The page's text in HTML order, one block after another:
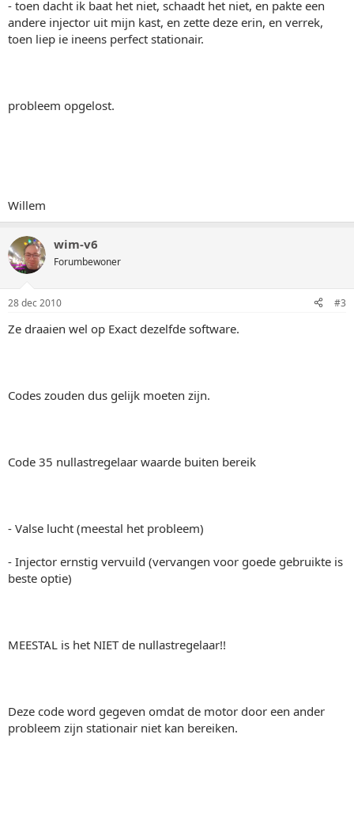
- toen dacht ik baat het niet, schaadt het niet, en pakte een
andere injector uit mijn kast, en zette deze erin, en verrek,
toen liep ie ineens perfect stationair.
probleem opgelost.
Willem
wim-v6
Forumbewoner
28 dec 2010 #3
Ze draaien wel op Exact dezelfde software.
Codes zouden dus gelijk moeten zijn.
Code 35 nullastregelaar waarde buiten bereik
- Valse lucht (meestal het probleem)
- Injector ernstig vervuild (vervangen voor goede gebruikte is
beste optie)
MEESTAL is het NIET de nullastregelaar!!
Deze code word gegeven omdat de motor door een ander
probleem zijn stationair niet kan bereiken.